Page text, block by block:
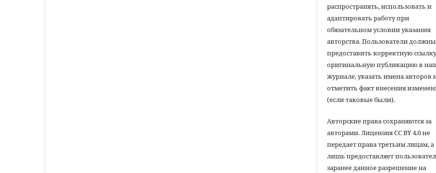
распространять, использовать и
адаптировать работу при
обязательном условии указания
авторства. Пользователи должны
предоставить корректную
оригинальную публикацию в
журнале, указать имена авторов
отметить факт внесения
(если таковые были).
Авторские права сохраняются за
авторами. Лицензия CC BY 4.0 не
передает права третьим лицам, а
лишь предоставляет
заранее данное разрешение на